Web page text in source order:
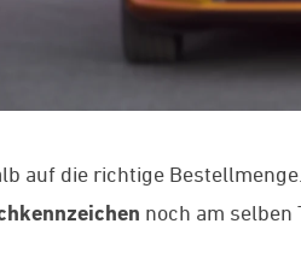
auf die richtige
noch am selben